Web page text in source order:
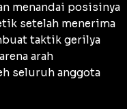
menandai posisinya
setelah menerima
taktik gerilya
arah
seluruh anggota